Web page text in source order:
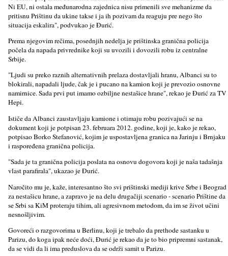
Ni EU, ni ostala međunarodna zajednica nisu primenili sve mehanizme da
pritisnu Prištinu da ukine takse i ja ih pozivam da reaguju pre nego što
situacija eskalira", podvukao je Đurić.
Prema njegovim rečima, posednjih nedelјa je prištinska granična policija
počela da napada privrednike koji su uvozili i dovozili robu iz centralne
Srbije.
"Ljudi su preko raznih alternativnih prelaza dostavlјali hranu, Albanci su to
blokirali, napadali lјude, čak je i pucano na kamion koji je prevozio osnovne
namirnice. Sada prvi put imamo ozbilјne nestašice hrane", rekao je Đurić za TV
Hepi.
Ističe da Albanci zaustavlјaju kamione i otimaju robu pozivajući se na
dokument koji je potpisan 23. februara 2012. godine, koji je, kako je rekao,
potpisao Borko Stefanović, kojim je uspostavlјena granica na Jarinju i Brnjaku
i raspoređena granična policija.
"Sada je ta granična policija poslata na osnovu dogovora koji je naša tadašnja
vlast parafirala", ukazao je Đurić.
Naročito mu je, kaže, interesantno što svi prištinski mediji krive Srbe i Beograd
za nestašicu hrane, a zapravo je na delu drugačiji scenario - scenario Prištine da
se Srbi sa KiM proteraju tihim, ali agresivnom metodom, da im se život učini
nesnošlјivim.
Govoreći o razgovorima u Berlinu, koji je trebalo da prethode sastanku u
Parizu, do koga ipak neće doći, Đurić je rekao da je to bio pripremni sastanak,
da se vidi da li ima preduslova da se održi samit u Parizu.